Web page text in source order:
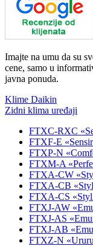
Imajte na umu da su
cene, samo u
javna ponuda.
Klime Daikin
Zidni klima uređaji
FTXC-RXC
FTXF-E
FTXP-N
FTXM-A
FTXA-CW
FTXA-CB
FTXA-CS
FTXJ-AW
FTXJ-AS
FTXJ-AB
FTXZ-N «Ururu